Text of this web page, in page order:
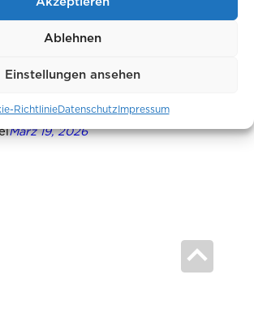
Ablehnen
Einstellungen ansehen
RichtlinieDatenschutz Impressum
März 19, 2026